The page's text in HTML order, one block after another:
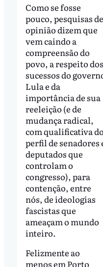
Como se fosse
pouco, pesquisas de
opinião dizem que
vem caindo a
compreensão do
povo, a respeito dos
sucessos do
Lula e da
importância de sua
reeleição (e de
mudança radical,
com qualificativa do
perfil de senadores
deputados que
controlam o
congresso), para
contenção, entre
nós, de ideologias
fascistas que
ameaçam o mundo
inteiro.
Felizmente ao
menos em Porto